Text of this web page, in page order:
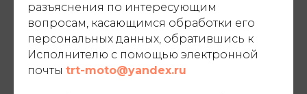
разъяснения по интересующим
вопросам, касающимся обработки его
персональных данных, обратившись к
Исполнителю с помощью электронной
почты trt-moto@yandex.ru